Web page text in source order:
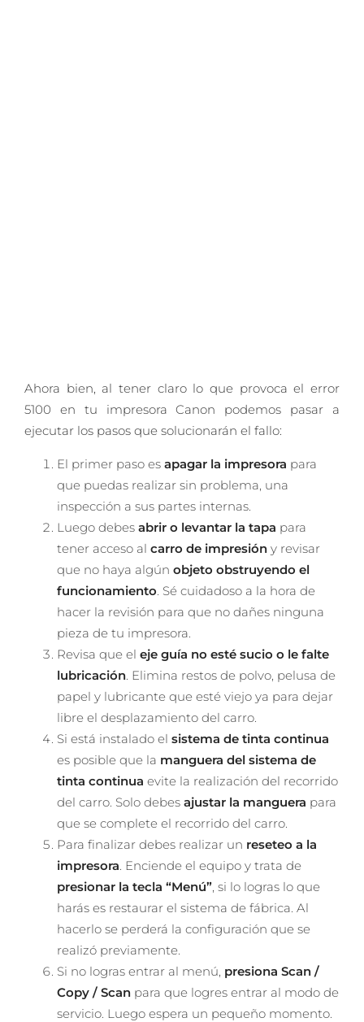
Ahora bien, al tener claro lo que provoca el error
5100 en tu impresora Canon podemos pasar a
ejecutar los pasos que solucionarán el fallo:
El primer paso es apagar la impresora para
que puedas realizar sin problema, una
inspección a sus partes internas.
Luego debes abrir o levantar la tapa para
tener acceso al carro de impresión y revisar
que no haya algún objeto obstruyendo el
funcionamiento. Sé cuidadoso a la hora de
hacer la revisión para que no dañes ninguna
pieza de tu impresora.
Revisa que el eje guía no esté sucio o le falte
lubricación. Elimina restos de polvo, pelusa de
papel y lubricante que esté viejo ya para dejar
libre el desplazamiento del carro.
Si está instalado el sistema de tinta continua
es posible que la manguera del sistema de
tinta continua evite la realización del recorrido
del carro. Solo debes ajustar la manguera para
que se complete el recorrido del carro.
Para finalizar debes realizar un reseteo a la
impresora. Enciende el equipo y trata de
presionar la tecla “Menú”, si lo logras lo que
harás es restaurar el sistema de fábrica. Al
hacerlo se perderá la configuración que se
realizó previamente.
Si no logras entrar al menú, presiona Scan /
Copy / Scan para que logres entrar al modo de
servicio. Luego espera un pequeño momento.